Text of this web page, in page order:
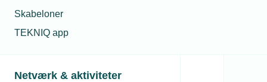
Skabeloner
TEKNIQ app
Netværk & aktiviteter
Høringer